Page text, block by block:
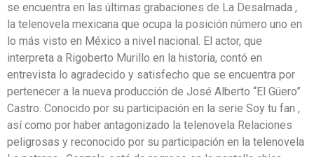
se encuentra en las últimas grabaciones de La Desalmada ,
la telenovela mexicana que ocupa la posición número uno en
lo más visto en México a nivel nacional. El actor, que
interpreta a Rigoberto Murillo en la historia, contó en
entrevista lo agradecido y satisfecho que se encuentra por
pertenecer a la nueva producción de José Alberto “El Güero”
Castro. Conocido por su participación en la serie Soy tu fan ,
así como por haber antagonizado la telenovela Relaciones
peligrosas y reconocido por su participación en la telenovela